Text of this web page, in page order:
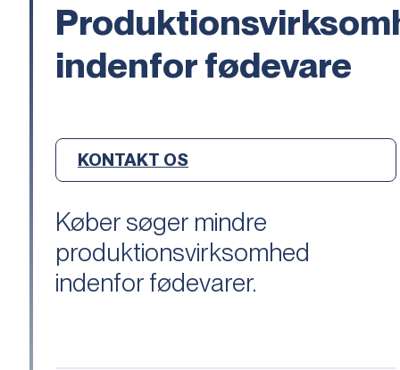
indenfor fødevare
KONTAKT OS
Køber søger mindre
produktionsvirksomhed
indenfor fødevarer.